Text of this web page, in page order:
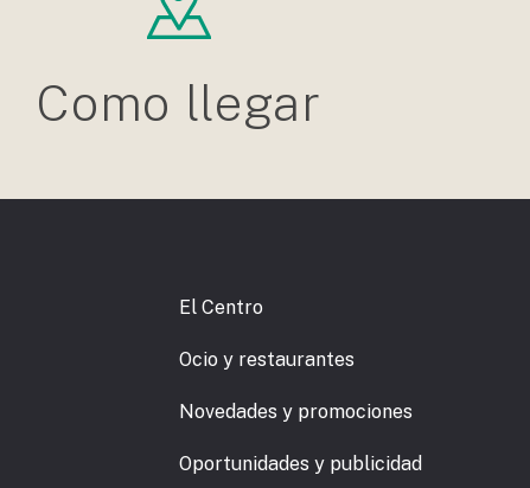
Como llegar
El Centro
Ocio y restaurantes
Novedades y promociones
Oportunidades y publicidad